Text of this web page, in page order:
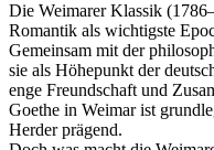
Die Weimarer Klassik
Romantik als wichtigste
Gemeinsam mit der
sie als Höhepunkt der
enge Freundschaft und
Goethe in Weimar ist
Herder prägend.